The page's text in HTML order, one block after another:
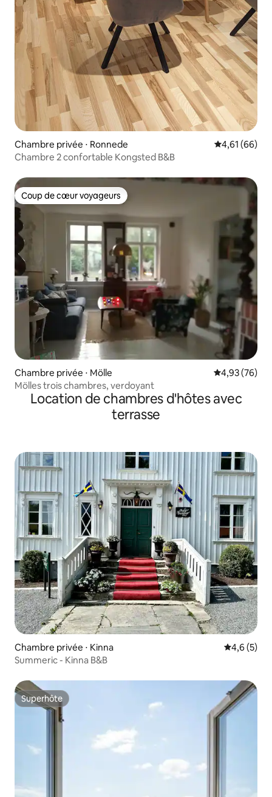
Chambre privée ⋅ Ronnede Évaluation
4,61 (66)
Chambre 2 confortable Kongsted B&B
Coup de cœur voyageurs
Coup de cœur voyageurs
Chambre privée ⋅ Mölle Évaluation
4,93 (76)
Mölles trois chambres, verdoyant
Location de chambres d'hôtes avec
terrasse
Chambre privée ⋅ Kinna Évaluation
4,6 (5)
Summeric - Kinna B&B
Superhôte
Superhôte